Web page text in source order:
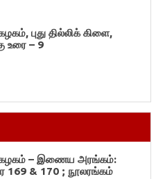
புது தில்லிக் கிளை,
– 9
கழகம் – இணைய அரங்கம்:
169 & 170 ; நூலரங்கம்